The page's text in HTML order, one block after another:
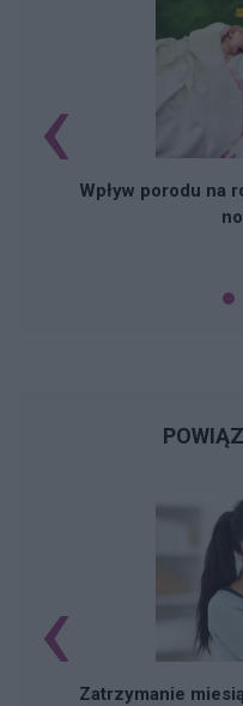
Wpływ porodu na
‹
Zatrzymanie
‹